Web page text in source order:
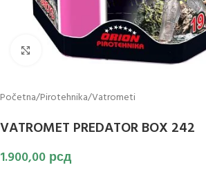
Klikni za uvećanje slike
Početna/Pirotehnika/Vatrometi
VATROMET PREDATOR BOX 242
1.900,00 рсд